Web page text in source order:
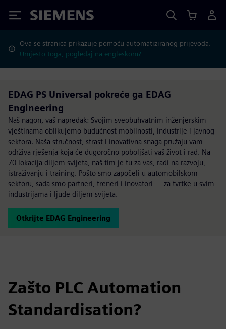
Siemens
Ova se stranica prikazuje pomoću automatiziranog prijevoda.
Umjesto toga, pogledaj na engleskom?
EDAG PS Universal pokreće ga EDAG
Engineering
Naš nagon, vaš napredak: Svojim sveobuhvatnim inženjerskim
vještinama oblikujemo budućnost mobilnosti, industrije i javnog
sektora. Naša stručnost, strast i inovativna snaga pružaju vam
održiva rješenja koja će dugoročno poboljšati vaš život i rad. Na
70 lokacija diljem svijeta, naš tim je tu za vas, radi na razvoju,
istraživanju i training. Pošto smo započeli u automobilskom
sektoru, sada smo partneri, treneri i inovatori — za tvrtke u svim
industrijama i ljude diljem svijeta.
Otkrijte EDAG Engineering
Zašto PLC Automation
Standardisation?